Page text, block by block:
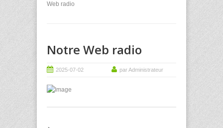
Web radio
Notre Web radio
2025-07-02 par Administrateur